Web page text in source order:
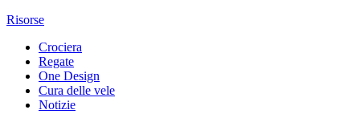
Risorse
Crociera
Regate
One Design
Cura delle vele
Notizie